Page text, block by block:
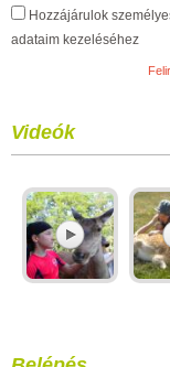
Hozzájárulok
adataim kezeléséhez
Videók